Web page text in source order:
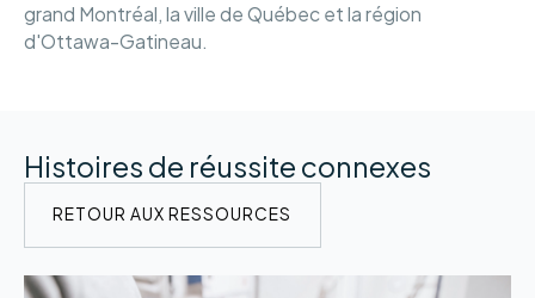
grand Montréal, la ville de Québec et la région
d'Ottawa-Gatineau.
Histoires de réussite connexes
RETOUR AUX RESSOURCES